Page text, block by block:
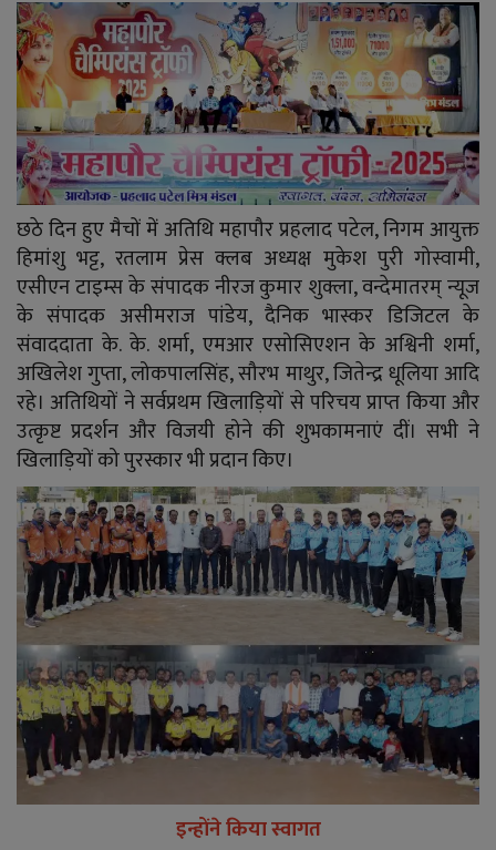
Language
English Hiindi
छठे दिन हुए मैचों में अतिथि महापौर प्रहलाद पटेल, निगम आयुक्त
हिमांशु भट्ट, रतलाम प्रेस क्लब अध्यक्ष मुकेश पुरी गोस्वामी,
एसीएन टाइम्स के संपादक नीरज कुमार शुक्ला, वन्देमातरम् न्यूज
के संपादक असीमराज पांडेय, दैनिक भास्कर डिजिटल के
संवाददाता के. के. शर्मा, एमआर एसोसिएशन के अश्विनी शर्मा,
अखिलेश गुप्ता, लोकपालसिंह, सौरभ माथुर, जितेन्द्र धूलिया आदि
रहे। अतिथियों ने सर्वप्रथम खिलाड़ियों से परिचय प्राप्त किया और
उत्कृष्ट प्रदर्शन और विजयी होने की शुभकामनाएं दीं। सभी ने
खिलाड़ियों को पुरस्कार भी प्रदान किए।
इन्होंने किया स्वागत